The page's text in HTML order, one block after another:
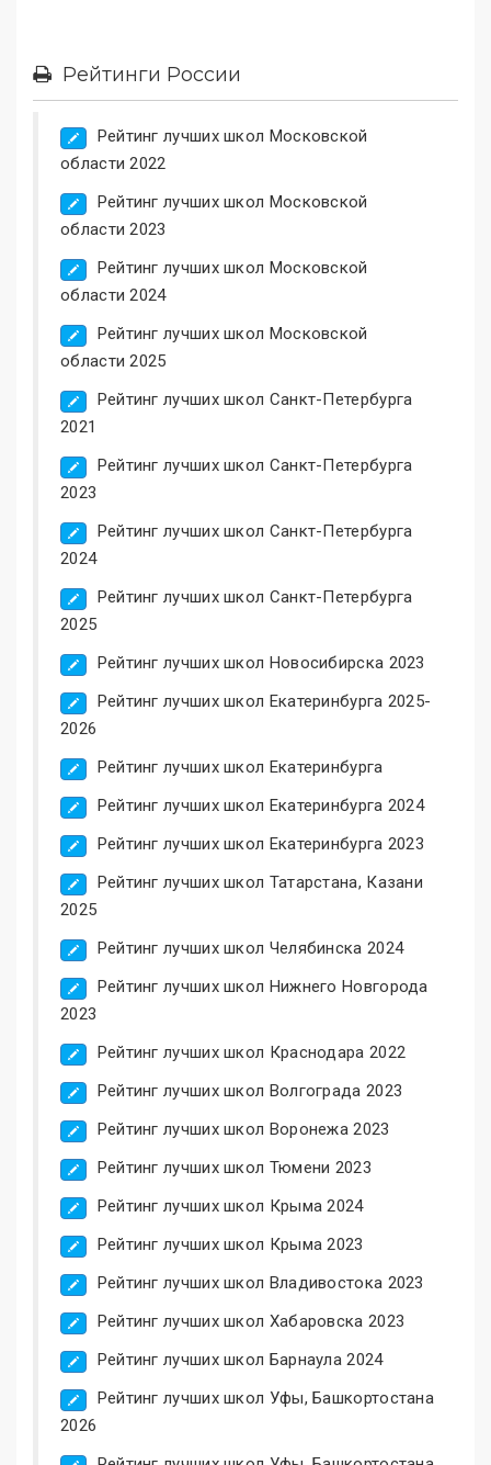
Рейтинги России
Рейтинг лучших школ Московской
области 2022
Рейтинг лучших школ Московской
области 2023
Рейтинг лучших школ Московской
области 2024
Рейтинг лучших школ Московской
области 2025
Рейтинг лучших школ Санкт-Петербурга
2021
Рейтинг лучших школ Санкт-Петербурга
2023
Рейтинг лучших школ Санкт-Петербурга
2024
Рейтинг лучших школ Санкт-Петербурга
2025
Рейтинг лучших школ Новосибирска 2023
Рейтинг лучших школ Екатеринбурга 2025-
2026
Рейтинг лучших школ Екатеринбурга
Рейтинг лучших школ Екатеринбурга 2024
Рейтинг лучших школ Екатеринбурга 2023
Рейтинг лучших школ Татарстана, Казани
2025
Рейтинг лучших школ Челябинска 2024
Рейтинг лучших школ Нижнего Новгорода
2023
Рейтинг лучших школ Краснодара 2022
Рейтинг лучших школ Волгограда 2023
Рейтинг лучших школ Воронежа 2023
Рейтинг лучших школ Тюмени 2023
Рейтинг лучших школ Крыма 2024
Рейтинг лучших школ Крыма 2023
Рейтинг лучших школ Владивостока 2023
Рейтинг лучших школ Хабаровска 2023
Рейтинг лучших школ Барнаула 2024
Рейтинг лучших школ Уфы, Башкортостана
2026